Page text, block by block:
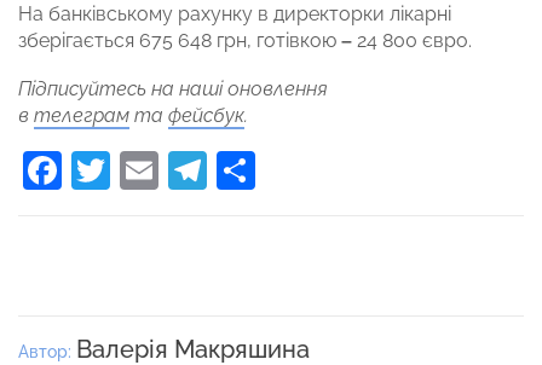
На банківському рахунку в директорки лікарні
зберігається 675 648 грн, готівкою – 24 800 євро.
Підписуйтесь на наші оновлення
в телеграм та фейсбук.
Facebook
Twitter
EmailTelegram
Автор: Валерія Макряшина